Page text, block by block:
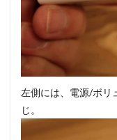
左側には、電源/ボリ
じ。